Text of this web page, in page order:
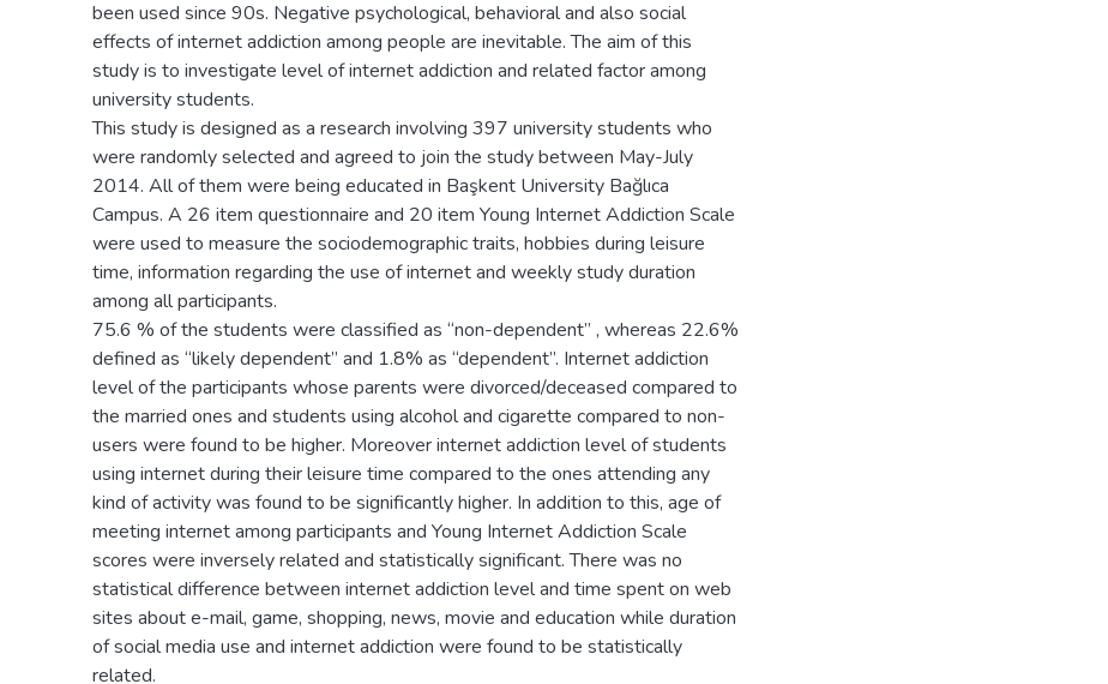
been used since 90s. Negative psychological, behavioral and also social
effects of internet addiction among people are inevitable. The aim of this
study is to investigate level of internet addiction and related factor among
university students.
This study is designed as a research involving 397 university students who
were randomly selected and agreed to join the study between May-July
2014. All of them were being educated in Başkent University Bağlıca
Campus. A 26 item questionnaire and 20 item Young Internet Addiction Scale
were used to measure the sociodemographic traits, hobbies during leisure
time, information regarding the use of internet and weekly study duration
among all participants.
75.6 % of the students were classified as “non-dependent” , whereas 22.6%
defined as “likely dependent” and 1.8% as “dependent”. Internet addiction
level of the participants whose parents were divorced/deceased compared to
the married ones and students using alcohol and cigarette compared to non-
users were found to be higher. Moreover internet addiction level of students
using internet during their leisure time compared to the ones attending any
kind of activity was found to be significantly higher. In addition to this, age of
meeting internet among participants and Young Internet Addiction Scale
scores were inversely related and statistically significant. There was no
statistical difference between internet addiction level and time spent on web
sites about e-mail, game, shopping, news, movie and education while duration
of social media use and internet addiction were found to be statistically
related.